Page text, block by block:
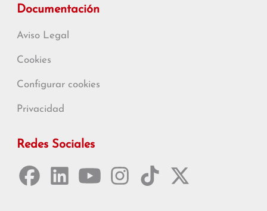
Documentación
Aviso Legal
Cookies
Configurar cookies
Privacidad
Redes Sociales